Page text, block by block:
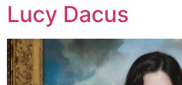
Lucy Dacus